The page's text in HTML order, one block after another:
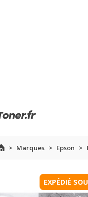
Marques Epson
EXPÉDIÉ